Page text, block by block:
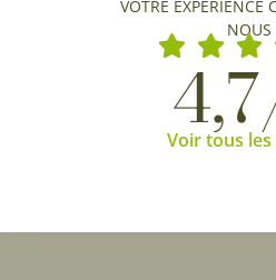
VOTRE EXPÉRIENCE
NOUS
Voir tous